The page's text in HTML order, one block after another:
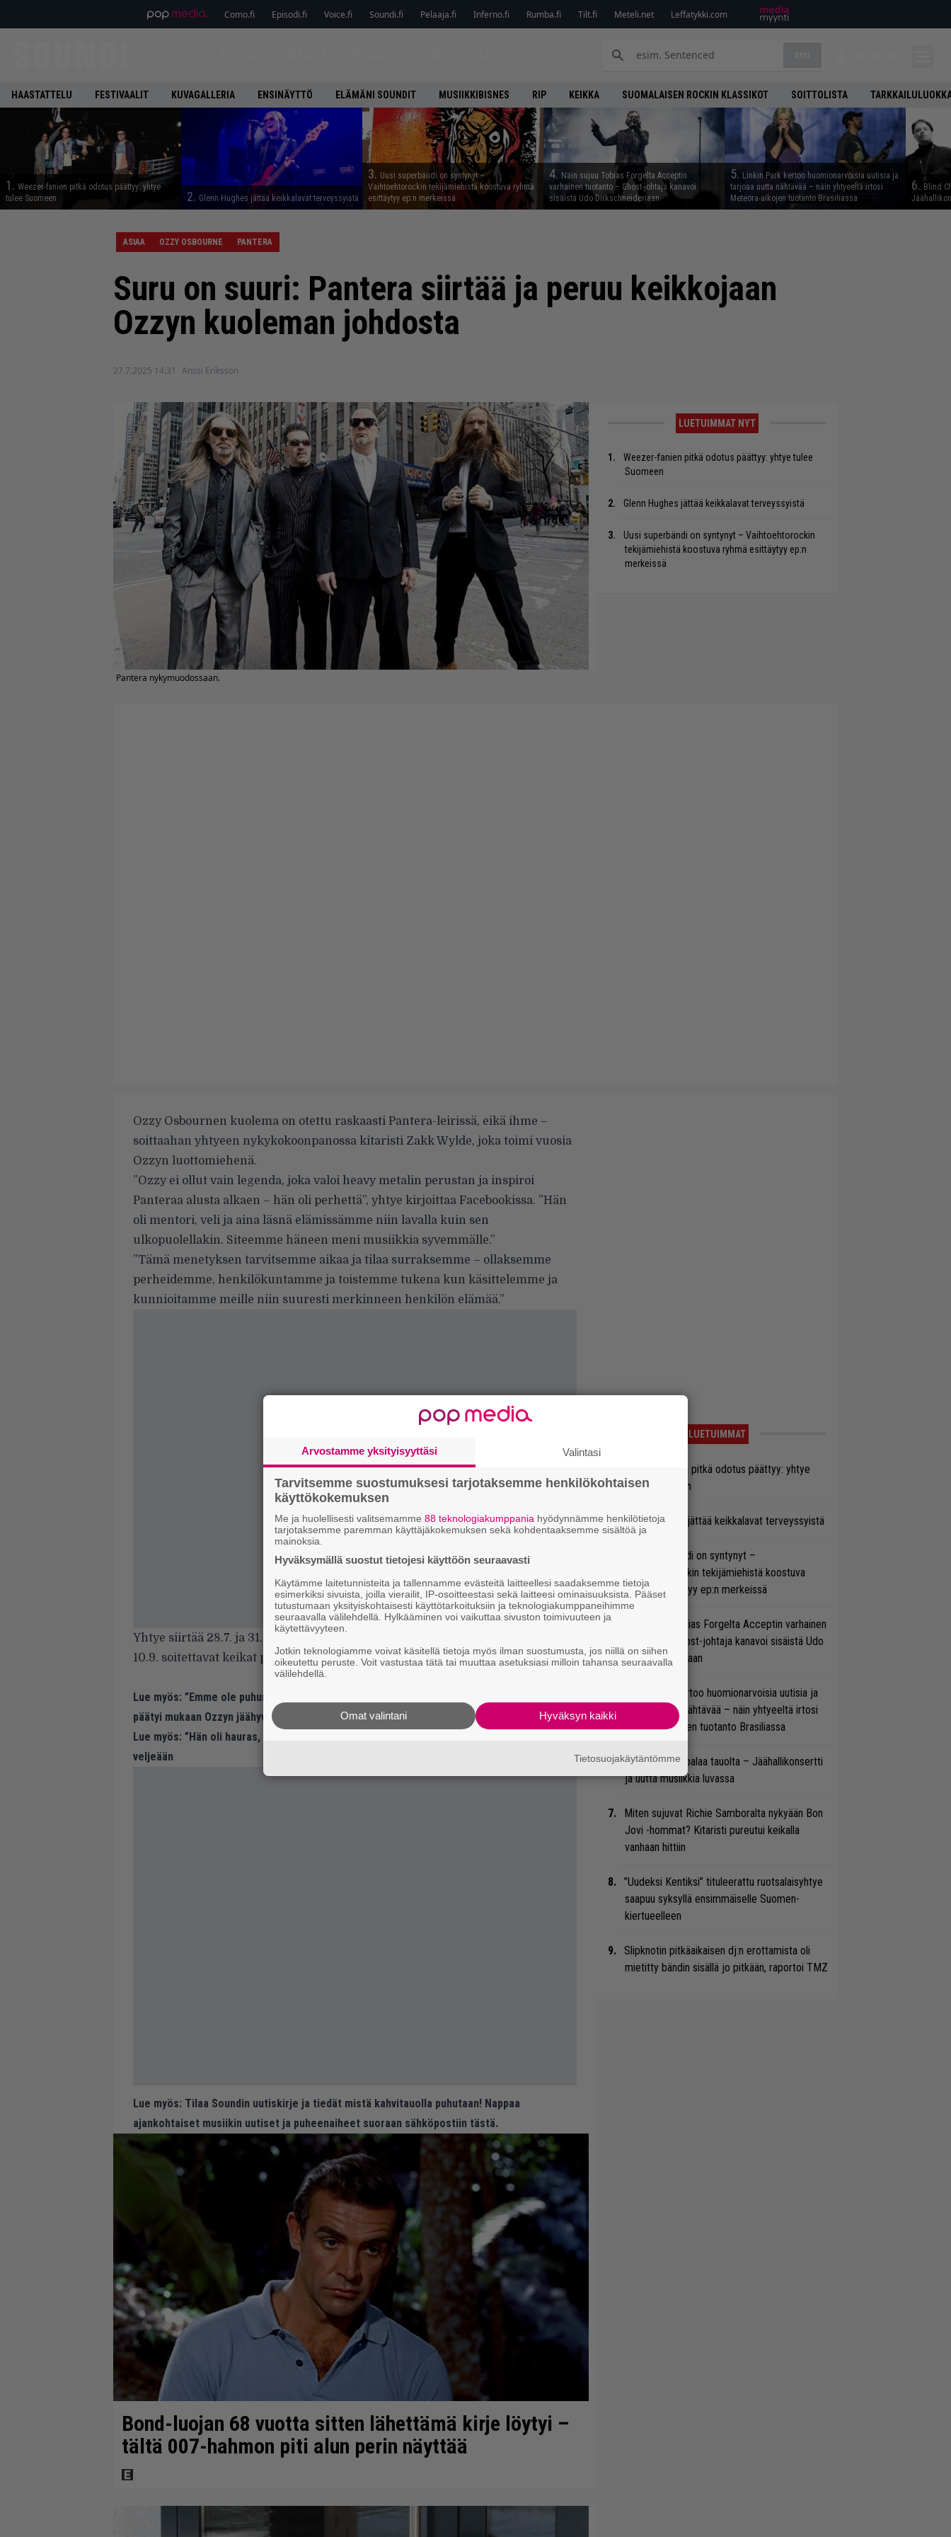
Como.fi Episodi.fi Voice.fi Soundi.fi Pelaaja.fi Inferno.fi Rumba.fi Tilt.fi Meteli.net Leffatykki.com
HAASTATTELU FESTIVAALIT KUVAGALLERIA ENSINÄYTTÖ ELÄMÄNI SOUNDIT MUSIIKKIBISNES RIP KEIKKA SUOMALAISEN ROCKIN KLASSIKOT SOITTOLISTA
1. Weezer-fanien pitkä odotus päättyy: yhtye
tulee Suomeen
2. Glenn Hughes jättää keikkalavat terveyssyistä
3. Uusi superbändi on syntynyt –
Vaihtoehtorockin tekijämiehistä koostuva ryhmä
esittäytyy ep:n merkeissä
4. Näin sujuu Tobias Forgelta Acceptin
varhainen tuotanto – Ghost-johtaja kanavoi
sisäistä Udo Dirkschneideriaan
5. Linkin Park kertoo huomionarvoisia uutisia ja
tarjoaa uutta nähtävää – näin yhtyeeltä irtosi
Meteora-aikojen tuotanto Brasiliassa
6. Blind
ASIAA OZZY OSBOURNE PANTERA
Suru on suuri: Pantera siirtää ja peruu keikkojaan
Ozzyn kuoleman johdosta
27.7.2025 14:31 Anssi Eriksson
Pantera nykymuodossaan.
LUETUIMMAT NYT
Weezer-fanien pitkä odotus päättyy: yhtye tulee
Suomeen
Glenn Hughes jättää keikkalavat terveyssyistä
Uusi superbändi on syntynyt – Vaihtoehtorockin
tekijämiehistä koostuva ryhmä esittäytyy ep:n
merkeissä
Ozzy Osbournen kuolema on otettu raskaasti Pantera-leirissä, eikä ihme –
soittaahan yhtyeen nykykokoonpanossa kitaristi Zakk Wylde, joka toimi vuosia
Ozzyn luottomiehenä.
”Ozzy ei ollut vain legenda, joka valoi heavy metalin perustan ja inspiroi
Panteraa alusta alkaen – hän oli perhettä”, yhtye kirjoittaa Facebookissa. ”Hän
oli mentori, veli ja aina läsnä elämissämme niin lavalla kuin sen
ulkopuolellakin. Siteemme häneen meni musiikkia syvemmälle.”
”Tämä menetyksen tarvitsemme aikaa ja tilaa surraksemme – ollaksemme
perheidemme, henkilökuntamme ja toistemme tukena kun käsittelemme ja
kunnioitamme meille niin suuresti merkinneen henkilön elämää.”
Yhtye siirtää 28.7. ja 31.7. sovitut keikat syyskuun alkuun. Lisäksi 29.7. ja 8. ja
10.9. soitettavat keikat perutaan kokonaan.
Lue myös: ”Emme ole puhuneet tai nähneet vuosikymmeniin” – Jake E. Lee kertoo, miten
päätyi mukaan Ozzyn jäähyväiskonserttiin
Lue myös: ”Hän oli hauras, mutta oli se silti shokki” – Ozzy Osbournen siskot surevat
veljeään
Lue myös: Tilaa Soundin uutiskirje ja tiedät mistä kahvitauolla puhutaan! Nappaa
ajankohtaiset musiikin uutiset ja puheenaiheet suoraan sähköpostiin tästä.
Bond-luojan 68 vuotta sitten lähettämä kirje löytyi –
tältä 007-hahmon piti alun perin näyttää
LUETUIMMAT
Weezer-fanien pitkä odotus päättyy: yhtye
tulee Suomeen
Glenn Hughes jättää keikkalavat terveyssyistä
Uusi superbändi on syntynyt –
Vaihtoehtorockin tekijämiehistä koostuva
ryhmä esittäytyy ep:n merkeissä
Näin sujuu Tobias Forgelta Acceptin varhainen
tuotanto – Ghost-johtaja kanavoi sisäistä Udo
Dirkschneideriaan
Linkin Park kertoo huomionarvoisia uutisia ja
tarjoaa uutta nähtävää – näin yhtyeeltä irtosi
Meteora-aikojen tuotanto Brasiliassa
Blind Channel palaa tauolta – Jäähallikonsertti
ja uutta musiikkia luvassa
Miten sujuvat Richie Samboralta nykyään Bon
Jovi -hommat? Kitaristi pureutui keikalla
vanhaan hittiin
”Uudeksi Kentiksi” tituleerattu ruotsalaisyhtye
saapuu syksyllä ensimmäiselle Suomen-
kiertueelleen
Slipknotin pitkäaikaisen dj:n erottamista oli
mietitty bändin sisällä jo pitkään, raportoi TMZ
Arvostamme yksityisyyttäsi Valintasi
Tarvitsemme suostumuksesi tarjotaksemme henkilökohtaisen
käyttökokemuksen
Me ja huolellisesti valitsemamme 88 teknologiakumppania hyödynnämme henkilötietoja
tarjotaksemme paremman käyttäjäkokemuksen sekä kohdentaaksemme sisältöä ja
mainoksia.
Hyväksymällä suostut tietojesi käyttöön seuraavasti
Käytämme laitetunnisteita ja tallennamme evästeitä laitteellesi saadaksemme tietoja
esimerkiksi sivuista, joilla vierailit, IP-osoitteestasi sekä laitteesi ominaisuuksista. Pääset
tutustumaan yksityiskohtaisesti käyttötarkoituksiin ja teknologiakumppaneihimme
seuraavalla välilehdellä. Hylkääminen voi vaikuttaa sivuston toimivuuteen ja
käytettävyyteen.
Jotkin teknologiamme voivat käsitellä tietoja myös ilman suostumusta, jos niillä on siihen
oikeutettu peruste. Voit vastustaa tätä tai muuttaa asetuksiasi milloin tahansa seuraavalla
välilehdellä.
Hyväksyn kaikki
Omat valintani
Tietosuojakäytäntömme